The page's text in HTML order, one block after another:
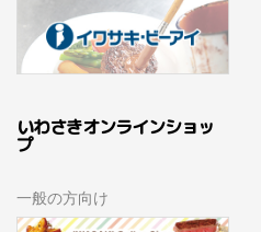
いわさきオンラインショッ
プ
一般の方向け